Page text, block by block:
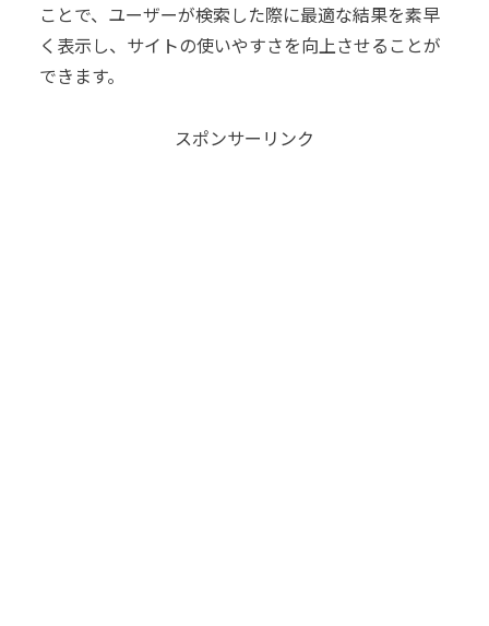
ことで、ユーザーが検索した際に最適な結果を素早
く表示し、サイトの使いやすさを向上させることが
できます。
スポンサーリンク